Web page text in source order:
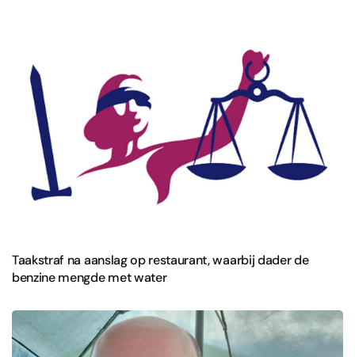
Taakstraf na aanslag op restaurant, waarbij dader de
benzine mengde met water